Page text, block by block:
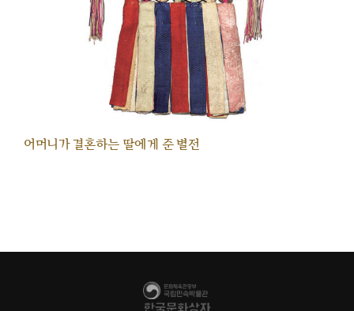
어머니가 결혼하는 딸에게 준 별전